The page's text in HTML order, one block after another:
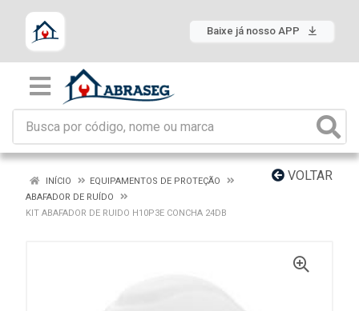
Baixe já nosso APP
VOLTAR
INÍCIO
EQUIPAMENTOS DE PROTEÇÃO
ABAFADOR DE RUÍDO
KIT ABAFADOR DE RUIDO H10P3E CONCHA 24DB